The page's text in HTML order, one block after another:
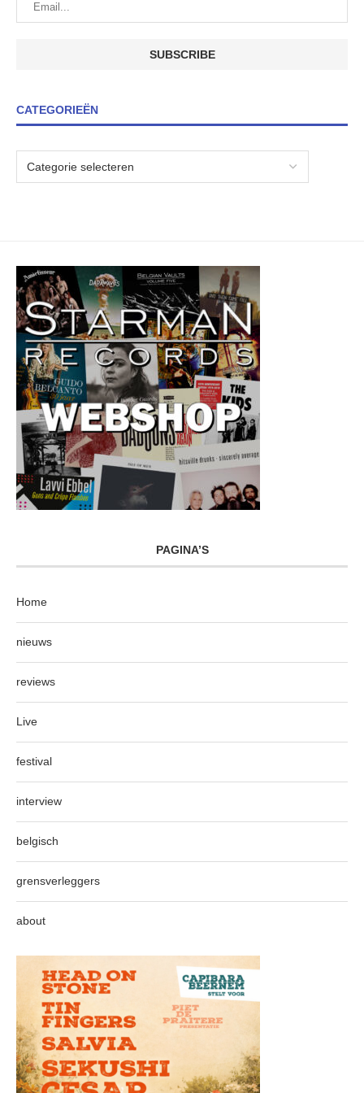
CATEGORIEËN
PAGINA’S
Home
nieuws
reviews
Live
festival
interview
belgisch
grensverleggers
about